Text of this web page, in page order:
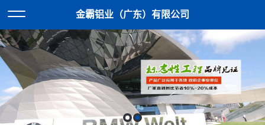
金霸铝业（广东）有限公司